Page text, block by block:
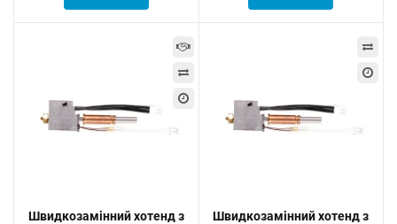
Швидкозамінний хотенд з
Швидкозамінний хотенд з